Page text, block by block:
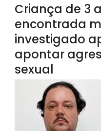
Criança de 3
encontrada
investigado
apontar
sexual